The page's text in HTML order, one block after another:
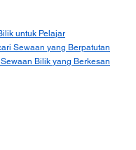
untuk Pelajar
Sewaan yang Berpatutan
Bilik yang Berkesan